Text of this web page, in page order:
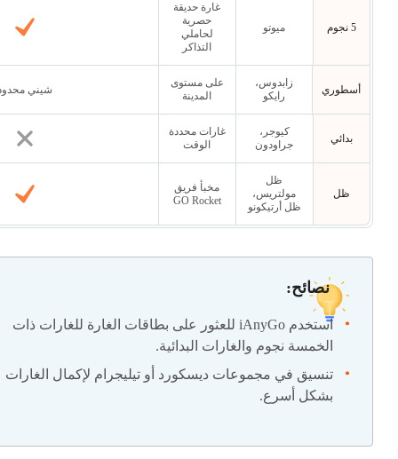
5 نجوم ميوتو
غارة حديقة
حصرية
لحاملي
التذاكر
أسطوري
زابدوس،
رايكو
على مستوى
المدينة
شيني
بدائي
كيوجر،
جراودون
غارات محددة
الوقت
ظل
ظل
مولتريس،
ظل أرتيكونو
مخبأ فريق
GO Rocket
نصائح:
استخدم iAnyGo للعثور على بطاقات الغارة للغارات ذات
الخمسة نجوم والغارات البدائية.
تنسيق في مجموعات ديسكورد أو تيليجرام لإكمال الغارات
بشكل أسرع.